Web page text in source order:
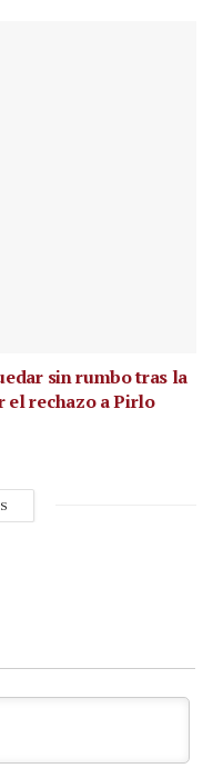
sin rumbo tras la
el rechazo a Pirlo